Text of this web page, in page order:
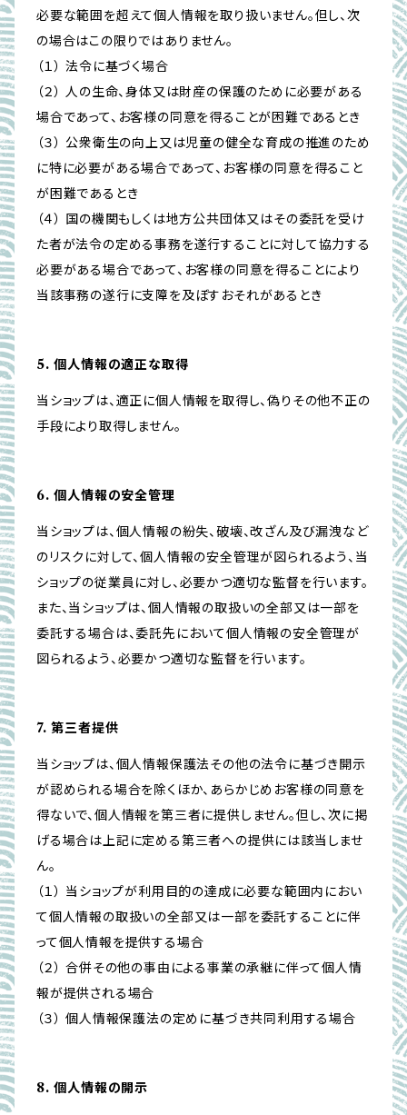
必要な範囲を超えて個人情報を取り扱いません。但し、次
の場合はこの限りではありません。
（１） 法令に基づく場合
（２） 人の生命、身体又は財産の保護のために必要がある
場合であって、お客様の同意を得ることが困難であるとき
（３） 公衆衛生の向上又は児童の健全な育成の推進のため
に特に必要がある場合であって、お客様の同意を得ること
が困難であるとき
（４） 国の機関もしくは地方公共団体又はその委託を受け
た者が法令の定める事務を遂行することに対して協力する
必要がある場合であって、お客様の同意を得ることにより
当該事務の遂行に支障を及ぼすおそれがあるとき
5. 個人情報の適正な取得
当ショップは、適正に個人情報を取得し、偽りその他不正の
手段により取得しません。
6. 個人情報の安全管理
当ショップは、個人情報の紛失、破壊、改ざん及び漏洩など
のリスクに対して、個人情報の安全管理が図られるよう、当
ショップの従業員に対し、必要かつ適切な監督を行います。
また、当ショップは、個人情報の取扱いの全部又は一部を
委託する場合は、委託先において個人情報の安全管理が
図られるよう、必要かつ適切な監督を行います。
7. 第三者提供
当ショップは、個人情報保護法その他の法令に基づき開示
が認められる場合を除くほか、あらかじめお客様の同意を
得ないで、個人情報を第三者に提供しません。但し、次に掲
げる場合は上記に定める第三者への提供には該当しませ
ん。
（１） 当ショップが利用目的の達成に必要な範囲内におい
て個人情報の取扱いの全部又は一部を委託することに伴
って個人情報を提供する場合
（２） 合併その他の事由による事業の承継に伴って個人情
報が提供される場合
（３） 個人情報保護法の定めに基づき共同利用する場合
8. 個人情報の開示